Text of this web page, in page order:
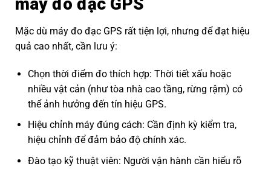
Mặc dù máy đo đạc GPS rất tiện lợi, nhưng để đạt hiệu
quả cao nhất, cần lưu ý:
Chọn thời điểm đo thích hợp: Thời tiết xấu hoặc
nhiều vật cản (như tòa nhà cao tầng, rừng rậm) có
thể ảnh hưởng đến tín hiệu GPS.
Hiệu chỉnh máy đúng cách: Cần định kỳ kiểm tra,
hiệu chỉnh để đảm bảo độ chính xác.
Đào tạo kỹ thuật viên: Người vận hành cần hiểu rõ